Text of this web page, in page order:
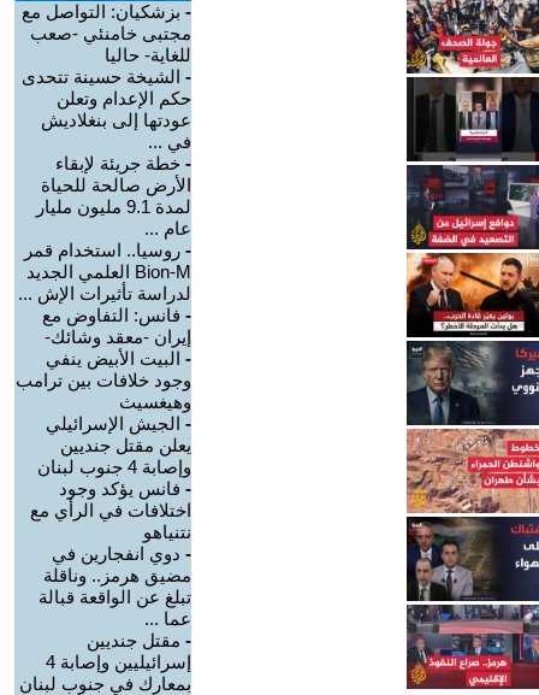
- بزشكيان: التواصل مع
مجتبى خامنئي -صعب
للغاية- حاليا
- الشيخة حسينة تتحدى
حكم الإعدام وتعلن
عودتها إلى بنغلاديش
في ...
- خطة جريئة لإبقاء
الأرض صالحة للحياة
لمدة 9.1 مليون مليار
عام ...
- روسيا.. استخدام قمر
Bion-M العلمي الجديد
لدراسة تأثيرات الإش ...
- فانس: التفاوض مع
إيران -معقد وشائك-
- البيت الأبيض ينفي
وجود خلافات بين ترامب
وهيغسيث
- الجيش الإسرائيلي
يعلن مقتل جنديين
وإصابة 4 جنوب لبنان
- فانس يؤكد وجود
اختلافات في الرأي مع
نتنياهو
- دوي انفجارين في
مضيق هرمز.. وناقلة
تبلغ عن الواقعة قبالة
عما ...
- مقتل جنديين
إسرائيليين وإصابة 4
بمعارك في جنوب لبنان